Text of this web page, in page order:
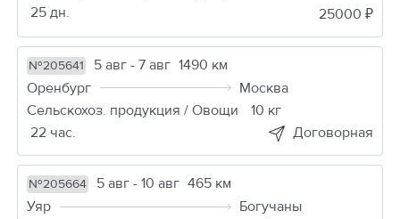
25 дн.
25000 ₽
№205641 5 авг - 7 авг 1490 км
Оренбург
Москва
Сельскохоз. продукция / Овощи
10 кг
22 час.
Договорная
№205664 5 авг - 10 авг 465 км
Уяр
Богучаны